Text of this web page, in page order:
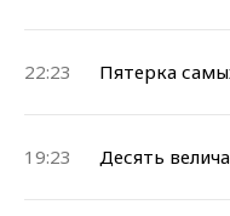
22:23 Пятерка
19:23 Десять